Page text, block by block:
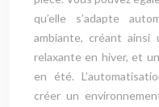
qu’elle s’adapte
ambiante, créant ainsi
relaxante en hiver, et
en été.
créer un